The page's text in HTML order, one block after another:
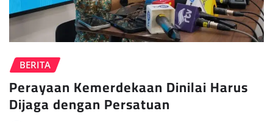
BERITA
Perayaan Kemerdekaan Dinilai Harus
Dijaga dengan Persatuan